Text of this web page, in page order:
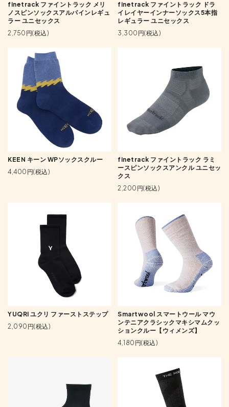
finetrack ファイントラック メリ
ノスピンソックスアルパインレギュ
ラー ユニセックス
2,750円(税込)
finetrack ファイントラック ドラ
イレイヤーインナーソックス5本指
レギュラー ユニセックス
3,300円(税込)
KEEN キーン WPソックスクルー
4,400円(税込)
finetrack ファイントラック ラミ
ースピンソックスアンクル ユニセッ
クス
2,200円(税込)
YUQRI ユクリ ファーストステップ
2,090円(税込)
Smartwool スマートウール マウ
ンテニアクラシックマキシマムクッ
ションクルー【ウィメンズ】
4,180円(税込)